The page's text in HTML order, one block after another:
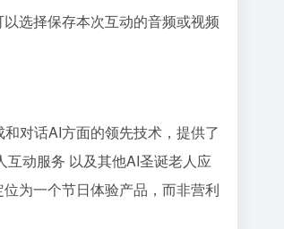
选择保存本次互动的音频或视频
对话AI方面的领先技术，提供了
动服务 以及其他AI圣诞老人应
为一个节日体验产品，而非营利